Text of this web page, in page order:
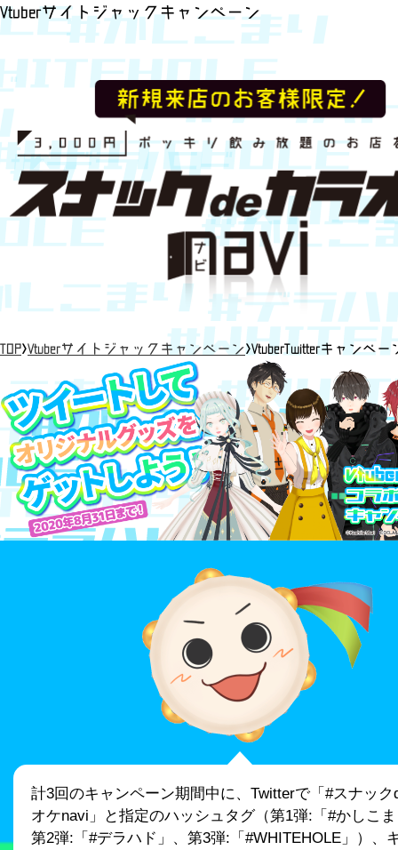
Vtuberサイトジャックキャンペーン
TOP>Vtuberサイトジャックキャンペーン>VtuberTwitterキャンペー
計3回のキャンペーン期間中に、Twitterで「#スナック
オケnavi」と指定のハッシュタグ（第1弾:「#かしこ
第2弾:「#デラハド」、第3弾:「#WHITEHOLE」）、